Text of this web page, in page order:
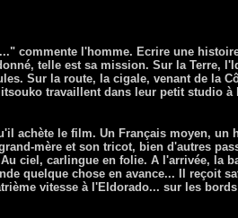
commente l'homme. Ecrire une
telle est sa mission. Sur la Terre,
Sur la route, la cigale, venant de la
travaillent dans leur petit studio à
achète le film. Un Français moyen, un
mère et son tricot, bien d'autres
ciel, carlingue en folie. A l'arrivée, la
quelque chose en avance... Il reçoit
vitesse à l'Eldorado... sur les